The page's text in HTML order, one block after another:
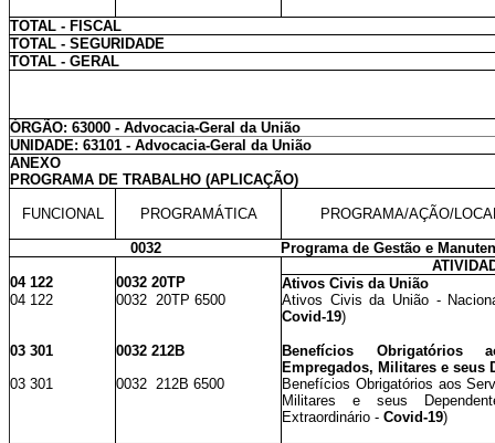
TOTAL - FISCAL
TOTAL - SEGURIDADE
TOTAL - GERAL
ÓRGÃO: 63000 - Advocacia-Geral da União
UNIDADE: 63101 - Advocacia-Geral da União
ANEXO
PROGRAMA DE TRABALHO (APLICAÇÃO)
FUNCIONAL PROGRAMÁTICA PROGRAMA/AÇÃO/
0032
Programa de Gestão e
04 122
0032 20TP
Ativos Civis da União
04 122
0032 20TP 6500
Ativos Civis da União -
Covid-19)
03 301 0032 212B
Benefícios Obrigatórios
Empregados, Militares e seus
03 301
0032 212B 6500
Benefícios Obrigatórios aos
Militares e seus
Extraordinário - Covid-19)